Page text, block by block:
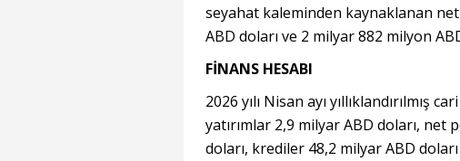
seyahat kaleminden kaynaklanan
ABD doları ve 2 milyar 882 milyon
FİNANS HESABI
2026 yılı Nisan ayı yıllıklandırılmış
yatırımlar 2,9 milyar ABD doları, net
doları, krediler 48,2 milyar ABD